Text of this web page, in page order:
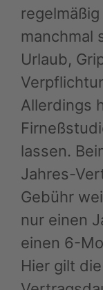
manchmal
Urlaub,
Allerdings
lassen.
Jahres-
Gebühr
nur einen
einen 6-
Hier gilt